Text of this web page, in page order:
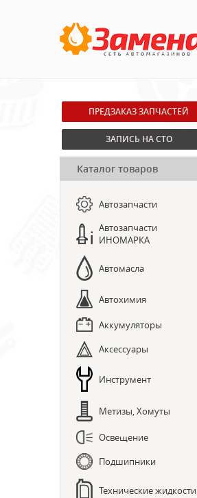
ПРЕДЗАКАЗ ЗАПЧАСТЕЙ
ЗАПИСЬ НА СТО
Каталог товаров
Автозапчасти
Автозапчасти
ИНОМАРКА
Автомасла
Автохимия
Аккумуляторы
Аксессуары
Инструмент
Метизы, Хомуты
Освещение
Подшипники
Технические жидкости